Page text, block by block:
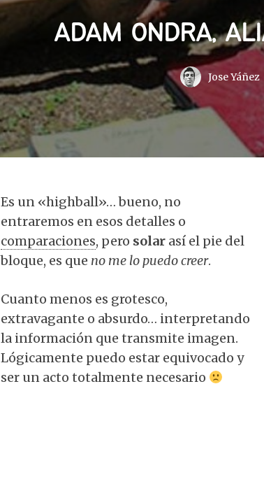
ADAM ONDRA,
Jose Yáñez
Es un «highball»… bueno, no
entraremos en esos detalles o
comparaciones, pero solar así el pie del
bloque, es que no me lo puedo creer.
Cuanto menos es grotesco,
extravagante o absurdo… interpretando
la información que transmite imagen.
Lógicamente puedo estar equivocado y
ser un acto totalmente necesario